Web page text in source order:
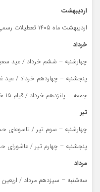
اردیبهشت
اردیبهشت ماه ۱۴۰۵ تعطیلات رسمی و مناسبتی ندارد.
خرداد
چهارشنبه – ششم خرداد / عید
پنجشنبه – چهاردهم خرداد /
جمعه – پانزدهم خرداد / قیام ۱۵ خرداد
تیر
چهارشنبه – سوم تیر / تاسوعای
پنجشنبه – چهارم تیر / عاشورای
مرداد
سه‌شنبه – سیزدهم مرداد /